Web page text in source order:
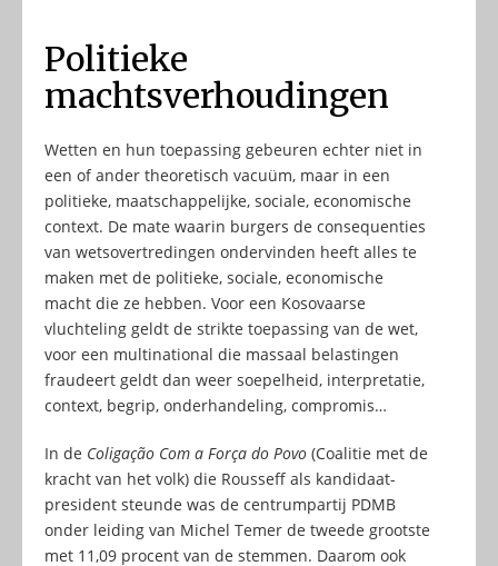
Politieke
machtsverhoudingen
Wetten en hun toepassing gebeuren echter niet in
een of ander theoretisch vacuüm, maar in een
politieke, maatschappelijke, sociale, economische
context. De mate waarin burgers de consequenties
van wetsovertredingen ondervinden heeft alles te
maken met de politieke, sociale, economische
macht die ze hebben. Voor een Kosovaarse
vluchteling geldt de strikte toepassing van de wet,
voor een multinational die massaal belastingen
fraudeert geldt dan weer soepelheid, interpretatie,
context, begrip, onderhandeling, compromis…
In de Coligação Com a Força do Povo (Coalitie met de
kracht van het volk) die Rousseff als kandidaat-
president steunde was de centrumpartij PDMB
onder leiding van Michel Temer de tweede grootste
met 11,09 procent van de stemmen. Daarom ook